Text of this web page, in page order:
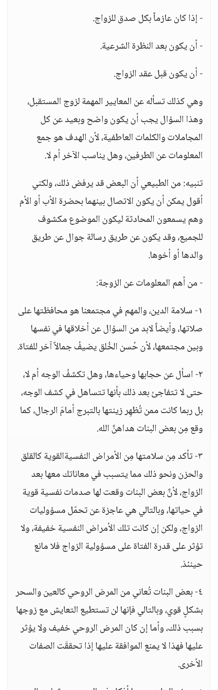
- إذا كان عازماً بكل صدق للزواج.
- أن يكون بعد النظرة الشرعية.
- أن يكون قبل عقد الزواج.
وهي كذلك تسأله عن المعايير المهمة لزوج المستقبل،
وهذا السؤال يجب أن يكون واضح وبعيد عن كل
المجاملات والكلمات العاطفية، لأن الهدف هو جمع
المعلومات عن الطرفين، وهل يناسب الآخر أم لا.
تنبيه: من الطبيعي أن البعض قد يرفض ذلك، ولكني
أقول يمكن أن يكون الاتصال بينهما بحضرة الأب أو الأم
وهم يسمعون المحادثة ليكون الموضوع مكشوف
للجميع، وقد يكون عن طريق رسالة جوال عن طريق
والدها أو أخوها.
- من أهم المعلومات عن الزوجة:
١- سلامة الدين، والمهم في مجتمعنا هو محافظتها على
صلاتها، وأيضاً لابد من السؤال عن أخلاقها في نفسها
وبين مجتمعها، لأن حُسن الخُلق يضيفُ جمالاً آخر للفتاة.
٢- اسأل عن حجابها وحياءها، وهل تكشفُ الوجه أم لا،
حتى لا تتفاجئ بعد ذلك بأنها تتساهل في كشف الوجه،
بل ربما كانت ممن تُظهِر زينتها بالتبرج أمامَ الرجال، كما
وقع مِن بعض البنات هداهنَّ الله.
٣- تأكد مِن سلامتها مِن الأمراض النفسيةالقوية كالقلق
والحزن ونحو ذلك مما يتسبب في معاناتك معها بعد
الزواج، لأنَّ بعض البنات وقعت لها صدمات نفسية قوية
في حياتها، وبالتالي هي عاجزة عن تحمّل مسؤوليات
الزواج، ولكن إن كانت تلك الأمراض النفسية خفيفة، ولا
تؤثر على قدرة الفتاة على مسؤولية الزواج فلا مانع
حينئذ.
٤- بعض البنات تُعاني من المرض الروحي كالعين والسحر
بشكلٍ قوي، وبالتالي فإنها لن تستطيع التعايش مع زوجها
بسبب ذلك، وأما إن كان المرض الروحي خفيف ولا يؤثر
عليها فهذا لا يمنع الموافقة عليها إذا تحققَت الصفات
الأخرى.